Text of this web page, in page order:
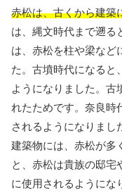
赤松は、古くから建築
は、縄文時代まで遡る
は、赤松を柱や梁など
た。古墳時代になると
ようになりました。古
れたためです。奈良時
されるようになりまし
建築物には、赤松が多
と、赤松は貴族の邸宅
に使用されるようにな